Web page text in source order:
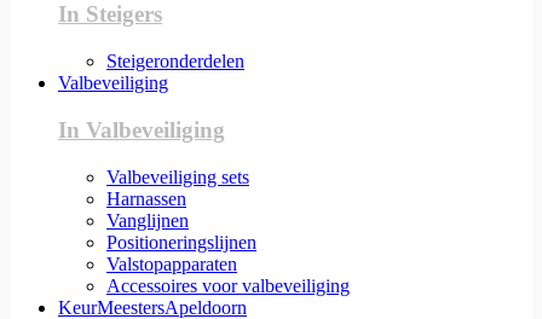
In Steigers
Steigeronderdelen
Valbeveiliging
In Valbeveiliging
Valbeveiliging sets
Harnassen
Vanglijnen
Positioneringslijnen
Valstopapparaten
Accessoires voor valbeveiliging
KeurMeestersApeldoorn